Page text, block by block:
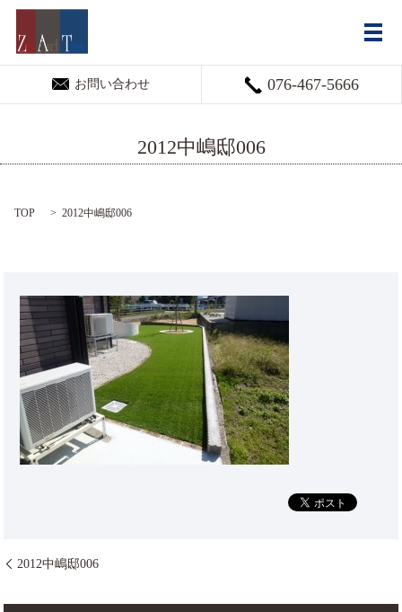
お問い合わせ 076-467-5666
メ
2012中嶋邸006
TOP 2012中嶋邸006
2012中嶋邸006